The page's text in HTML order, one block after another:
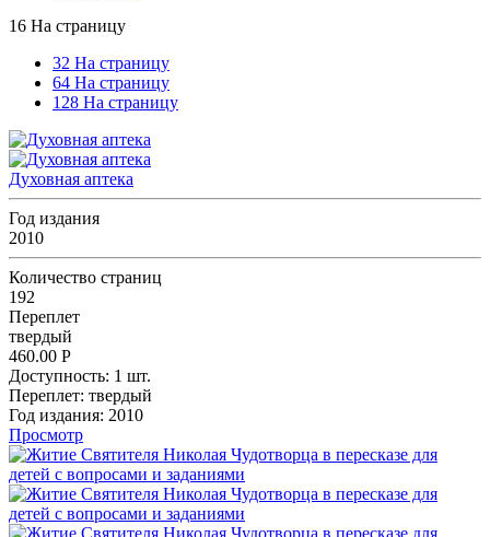
16 На страницу
32 На страницу
64 На страницу
128 На страницу
Духовная аптека
Год издания
2010
Количество страниц
192
Переплет
твердый
460.00 Р
Доступность: 1 шт.
Переплет: твердый
Год издания: 2010
Просмотр